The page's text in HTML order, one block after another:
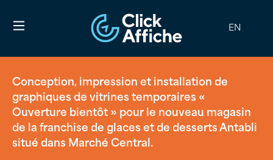
EN
Conception, impression et installation de
graphiques de vitrines temporaires «
Ouverture bientôt » pour le nouveau magasin
de la franchise de glaces et de desserts Antabli
situé dans Marché Central.